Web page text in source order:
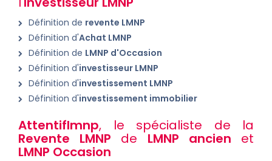
Définition de revente LMNP
Définition d'Achat LMNP
Définition de LMNP d'Occasion
Définition d'investisseur LMNP
Définition d'investissement LMNP
Définition d'investissement immobilier
Attentiflmnp, le spécialiste de la
Revente LMNP de LMNP ancien et
LMNP Occasion